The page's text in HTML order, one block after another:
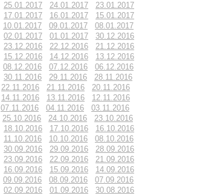
25.01.2017 24.01.2017
23.01.2017
17.01.2017 16.01.2017
15.01.2017
10.01.2017 09.01.2017
08.01.2017
02.01.2017 01.01.2017
30.12.2016
23.12.2016 22.12.2016
21.12.2016
15.12.2016 14.12.2016
13.12.2016
08.12.2016 07.12.2016
06.12.2016
30.11.2016 29.11.2016
28.11.2016
22.11.2016 21.11.2016
20.11.2016
14.11.2016 13.11.2016
12.11.2016
07.11.2016 04.11.2016
03.11.2016
25.10.2016 24.10.2016
23.10.2016
18.10.2016 17.10.2016
16.10.2016
11.10.2016 10.10.2016
08.10.2016
30.09.2016 29.09.2016
28.09.2016
23.09.2016 22.09.2016
21.09.2016
16.09.2016 15.09.2016
14.09.2016
09.09.2016 08.09.2016
07.09.2016
02.09.2016 01.09.2016
30.08.2016